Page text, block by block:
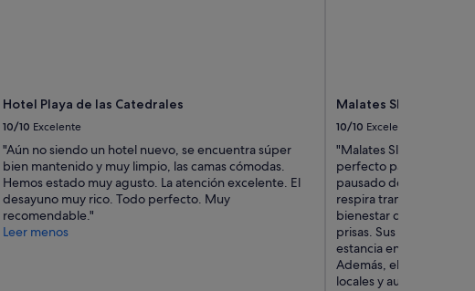
Hotel Playa de las Catedrales
10/10 Excelente
"Aún no siendo un hotel nuevo, se encuentra súper
bien mantenido y muy limpio, las camas cómodas.
Hemos estado muy agusto. La atención excelente. El
desayuno muy rico. Todo perfecto. Muy
recomendable."
Leer menos
Malates Slow
10/10 Excelente
"Malates Slow
perfecto para
pausado de la vida.
respira tranquilidad,
bienestar que invita a
prisas. Sus hermosas y
estancia en una
Además, el desayuno,
locales y autóctonos,